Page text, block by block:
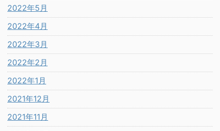
2022年5月
2022年4月
2022年3月
2022年2月
2022年1月
2021年12月
2021年11月